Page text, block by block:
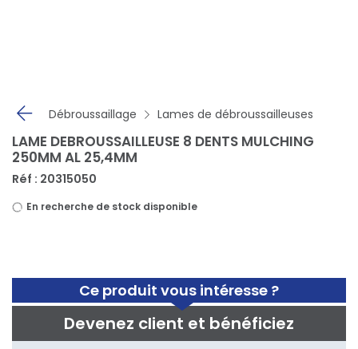
Débroussaillage Lames de débroussailleuses
Ce produit vous intéresse ?
Devenez client et bénéficiez
LAME DEBROUSSAILLEUSE 8 DENTS MULCHING
250MM AL 25,4MM
Réf : 20315050
En recherche de stock disponible